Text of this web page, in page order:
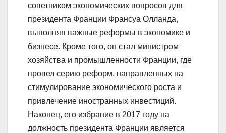
советником экономических вопросов для
президента Франции Франсуа Олланда,
выполняя важные реформы в экономике и
бизнесе. Кроме того, он стал министром
хозяйства и промышленности Франции, где
провел серию реформ, направленных на
стимулирование экономического роста и
привлечение иностранных инвестиций.
Наконец, его избрание в 2017 году на
должность президента Франции является